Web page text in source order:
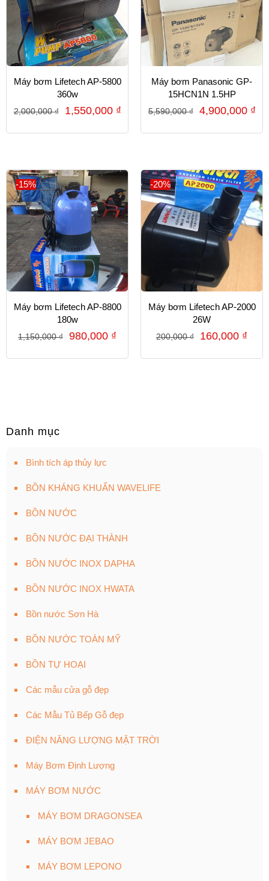
Máy bơm Lifetech AP-5800
360w
2,000,000₫ 1,550,000 ₫
Máy bơm Panasonic GP-
15HCN1N 1.5HP
5,590,000₫ 4,900,000 ₫
-15%
Máy bơm Lifetech AP-8800
180w
1,150,000₫ 980,000 ₫
-20%
Máy bơm Lifetech AP-2000
26W
200,000₫ 160,000 ₫
Danh mục
Bình tích áp thủy lực
BỒN KHÁNG KHUẨN WAVELIFE
BỒN NƯỚC
BỒN NƯỚC ĐẠI THÀNH
BỒN NƯỚC INOX DAPHA
BỒN NƯỚC INOX HWATA
Bồn nước Sơn Hà
BỒN NƯỚC TOÀN MỸ
BỒN TỰ HOẠI
Các mẫu cửa gỗ đẹp
Các Mẫu Tủ Bếp Gỗ đẹp
ĐIỆN NĂNG LƯỢNG MẶT TRỜI
Máy Bơm Định Lượng
MÁY BƠM NƯỚC
MÁY BƠM DRAGONSEA
MÁY BƠM JEBAO
MÁY BƠM LEPONO